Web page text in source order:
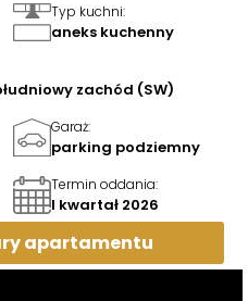
Typ kuchni:
aneks kuchenny
zachód (SW)
Garaż:
parking podziemny
Termin oddania:
I kwartał 2026
apartamentu